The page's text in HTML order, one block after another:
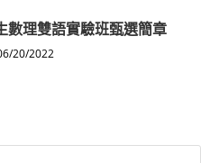
數理雙語實驗班甄選簡章
20/2022